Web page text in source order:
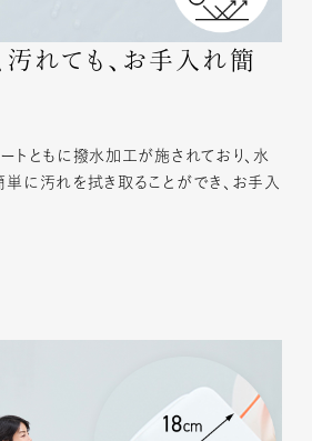
汚れても、お手入れ簡
トともに撥水加工が施されており、水
単に汚れを拭き取ることができ、お手入